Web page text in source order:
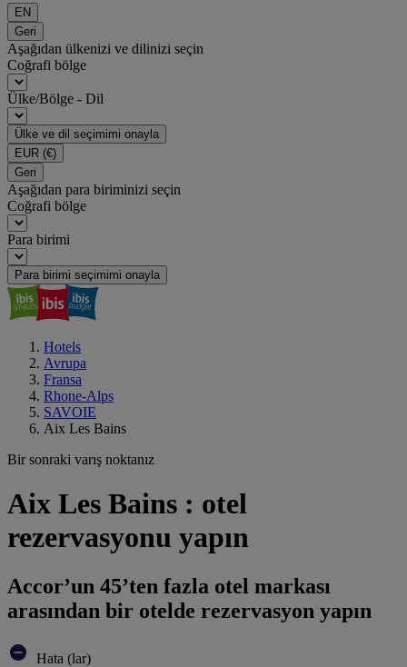
EN
Geri
Aşağıdan ülkenizi ve dilinizi seçin
Coğrafi bölge
Ülke/Bölge - Dil
Ülke ve dil seçimimi onayla
EUR (€)
Geri
Aşağıdan para biriminizi seçin
Coğrafi bölge
Para birimi
Para birimi seçimimi onayla
Hotels
Avrupa
Fransa
Rhone-Alps
SAVOIE
Aix Les Bains
Bir sonraki varış noktanız
Aix Les Bains : otel
rezervasyonu yapın
Accor’un 45’ten fazla otel markası
arasından bir otelde rezervasyon yapın
Hata (lar)